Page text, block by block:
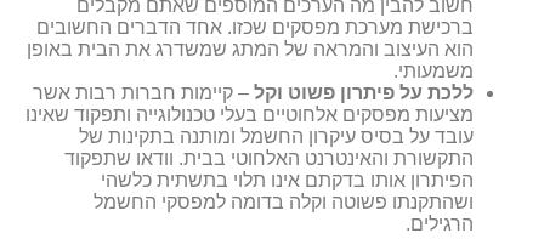
חשוב להבין מה הערכים המוספים שאתם מקבלים
ברכישת מערכת מפסקים שכזו. אחד הדברים החשובים
הוא העיצוב והמראה של המתג שמשדרג את הבית באופן
משמעותי.
ללכת על פיתרון פשוט וקל – קיימות חברות רבות אשר
מציעות מפסקים אלחוטיים בעלי טכנולוגייה ותפקוד שאינו
עובד על בסיס עיקרון החשמל ומותנה בתקינות של
התקשורת והאינטרנט האלחוטי בבית. וודאו שתפקוד
הפיתרון אותו בדקתם אינו תלוי בתשתית כלשהי
ושהתקנתו פשוטה וקלה בדומה למפסקי החשמל
הרגילים.